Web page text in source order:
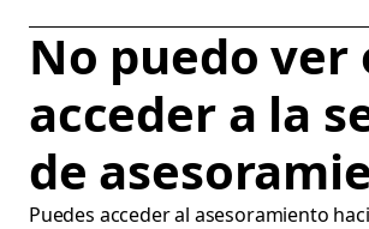
No puedo ver
acceder a la
de
Puedes acceder al asesoramiento